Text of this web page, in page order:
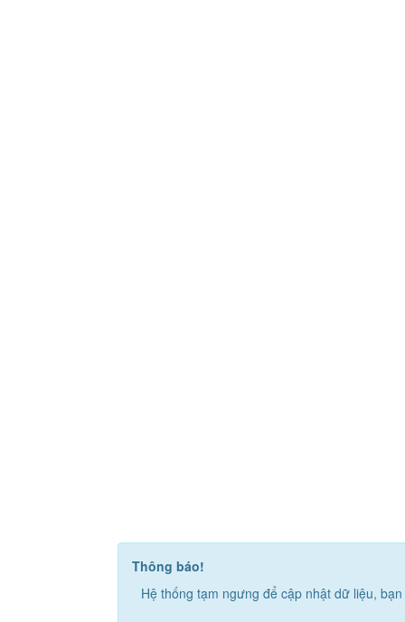
Thông báo!
Hệ thống tạm ngưng để cập nhật dữ liệu,